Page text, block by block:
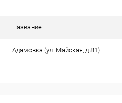
Название
Адамовка (ул. Майская, д.81)